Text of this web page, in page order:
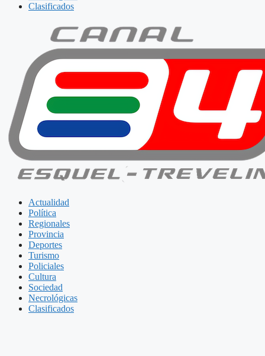
Clasificados
Actualidad
Política
Regionales
Provincia
Deportes
Turismo
Policiales
Cultura
Sociedad
Necrológicas
Clasificados